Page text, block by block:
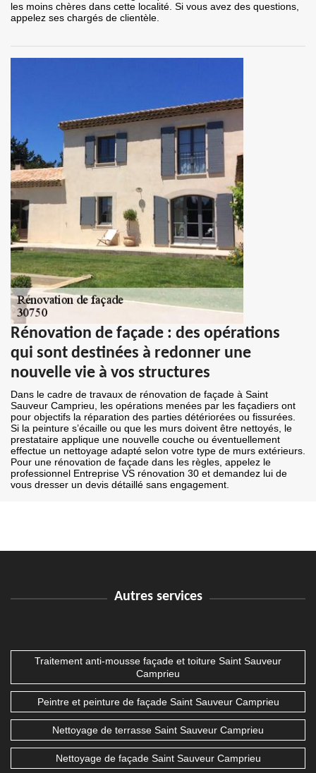
les moins chères dans cette localité. Si vous avez des questions,
appelez ses chargés de clientèle.
Rénovation de façade : des opérations
qui sont destinées à redonner une
nouvelle vie à vos structures
Dans le cadre de travaux de rénovation de façade à Saint
Sauveur Camprieu, les opérations menées par les façadiers ont
pour objectifs la réparation des parties détériorées ou fissurées.
Si la peinture s’écaille ou que les murs doivent être nettoyés, le
prestataire applique une nouvelle couche ou éventuellement
effectue un nettoyage adapté selon votre type de murs extérieurs.
Pour une rénovation de façade dans les règles, appelez le
professionnel Entreprise VS rénovation 30 et demandez lui de
vous dresser un devis détaillé sans engagement.
Autres services
Traitement anti-mousse façade et toiture Saint Sauveur
Camprieu
Peintre et peinture de façade Saint Sauveur Camprieu
Nettoyage de terrasse Saint Sauveur Camprieu
Nettoyage de façade Saint Sauveur Camprieu